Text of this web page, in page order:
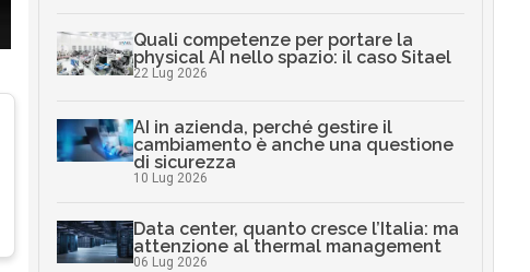
Quali competenze per portare la
physical AI nello spazio: il caso Sitael
22 Lug 2026
AI in azienda, perché gestire il
cambiamento è anche una questione
di sicurezza
10 Lug 2026
Data center, quanto cresce l’Italia: ma
attenzione al thermal management
06 Lug 2026